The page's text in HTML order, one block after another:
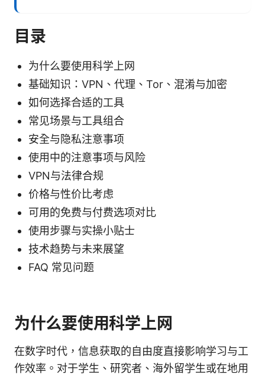
目录
为什么要使用科学上网
基础知识：VPN、代理、Tor、混淆与加密
如何选择合适的工具
常见场景与工具组合
安全与隐私注意事项
使用中的注意事项与风险
VPN与法律合规
价格与性价比考虑
可用的免费与付费选项对比
使用步骤与实操小贴士
技术趋势与未来展望
FAQ 常见问题
为什么要使用科学上网
在数字时代，信息获取的自由度直接影响学习与工
作效率。对于学生、研究者、海外留学生或在地用